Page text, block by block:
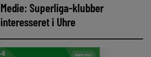
Medie: Superliga-klubber
interesseret i Uhre